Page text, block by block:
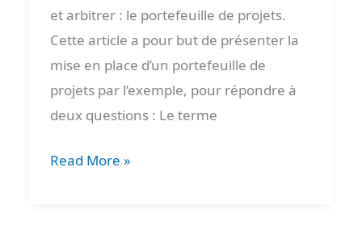
et arbitrer : le portefeuille de projets.
Cette article a pour but de présenter la
mise en place d’un portefeuille de
projets par l’exemple, pour répondre à
deux questions : Le terme
Read More »